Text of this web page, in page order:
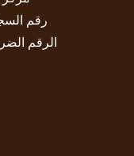
رقم السجل
الرقم الضريبي :